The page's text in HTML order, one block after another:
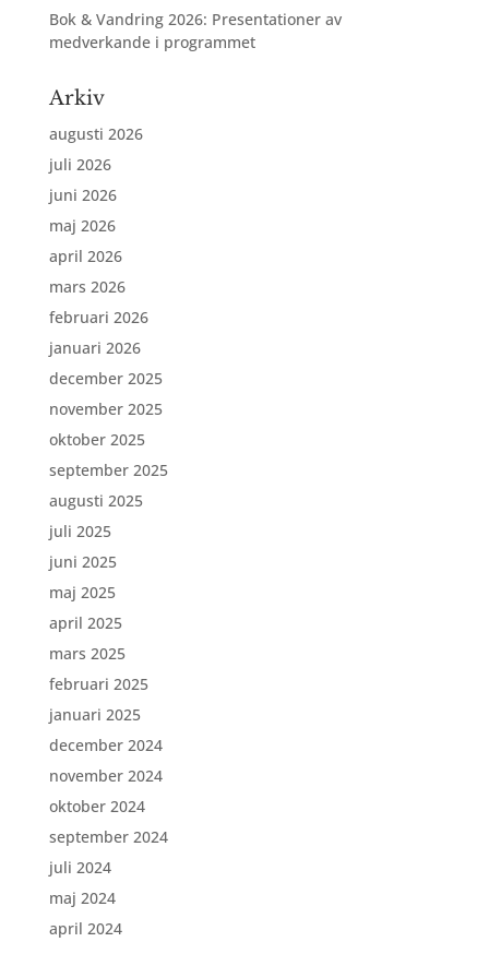
Bok & Vandring 2026: Presentationer av
medverkande i programmet
Arkiv
augusti 2026
juli 2026
juni 2026
maj 2026
april 2026
mars 2026
februari 2026
januari 2026
december 2025
november 2025
oktober 2025
september 2025
augusti 2025
juli 2025
juni 2025
maj 2025
april 2025
mars 2025
februari 2025
januari 2025
december 2024
november 2024
oktober 2024
september 2024
juli 2024
maj 2024
april 2024